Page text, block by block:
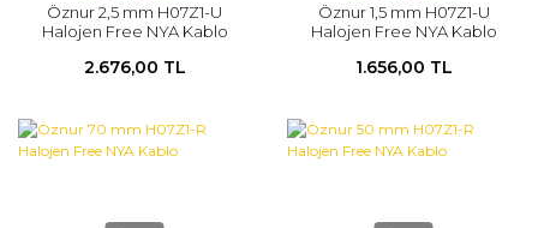
Öznur 2,5 mm H07Z1-U
Halojen Free NYA Kablo
2.676,00 TL
Öznur 1,5 mm H07Z1-U
Halojen Free NYA Kablo
1.656,00 TL